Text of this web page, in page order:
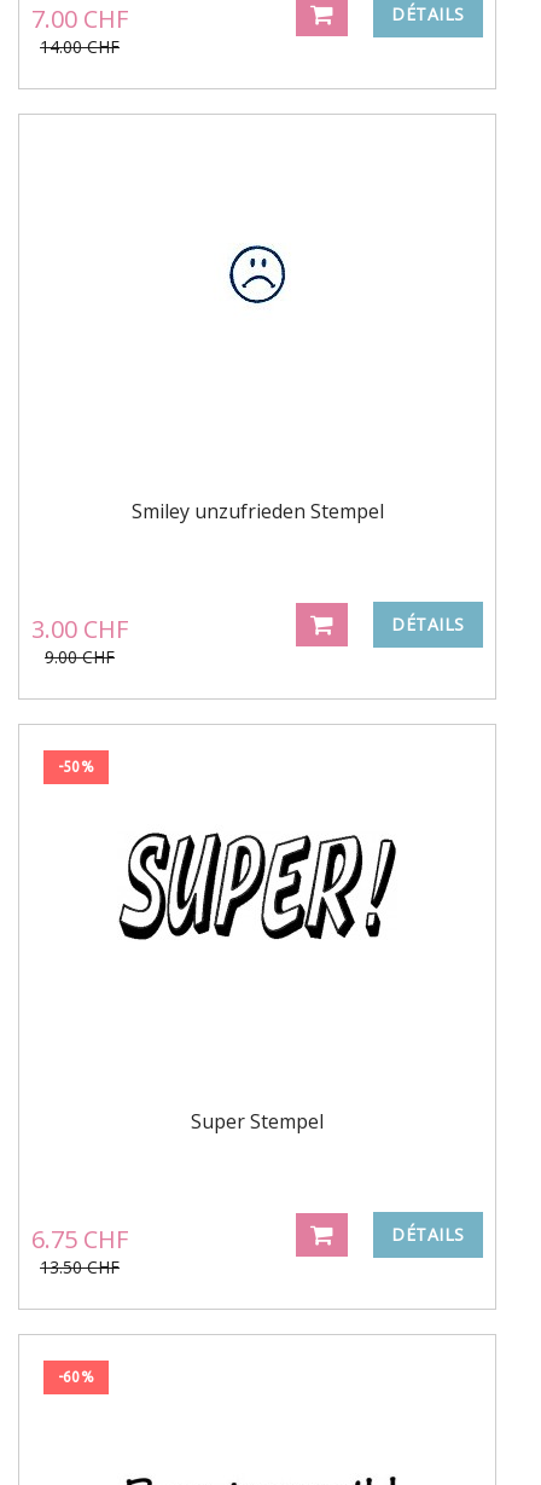
7.00 CHF
14.00 CHF
DÉTAILS
Smiley unzufrieden Stempel
3.00 CHF
9.00 CHF
DÉTAILS
-50%
Super Stempel
6.75 CHF
13.50 CHF
DÉTAILS
-60%